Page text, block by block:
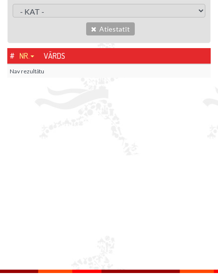
Atiestatīt
# NR. VĀRDS
Nav rezultātu